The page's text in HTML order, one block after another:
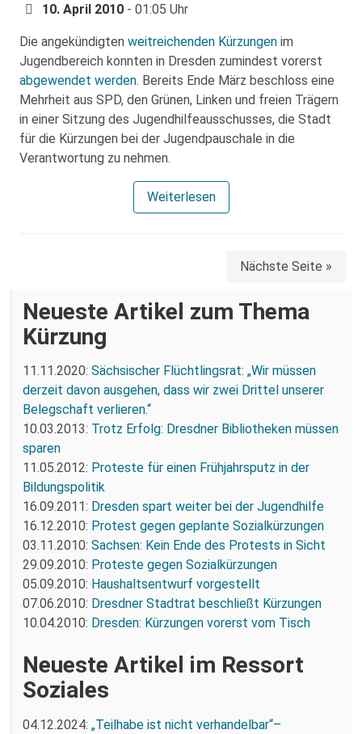
10. April 2010 - 01:05 Uhr
Die angekündigten weitreichenden Kürzungen im
Jugendbereich konnten in Dresden zumindest vorerst
abgewendet werden. Bereits Ende März beschloss eine
Mehrheit aus SPD, den Grünen, Linken und freien Trägern
in einer Sitzung des Jugendhilfeausschusses, die Stadt
für die Kürzungen bei der Jugendpauschale in die
Verantwortung zu nehmen.
Weiterlesen
Nächste Seite »
Neueste Artikel zum Thema
Kürzung
11.11.2020: Sächsischer Flüchtlingsrat: „Wir müssen
derzeit davon ausgehen, dass wir zwei Drittel unserer
Belegschaft verlieren.“
10.03.2013: Trotz Erfolg: Dresdner Bibliotheken müssen
sparen
11.05.2012: Proteste für einen Frühjahrsputz in der
Bildungspolitik
16.09.2011: Dresden spart weiter bei der Jugendhilfe
16.12.2010: Protest gegen geplante Sozialkürzungen
03.11.2010: Sachsen: Kein Ende des Protests in Sicht
29.09.2010: Proteste gegen Sozialkürzungen
05.09.2010: Haushaltsentwurf vorgestellt
07.06.2010: Dresdner Stadtrat beschließt Kürzungen
10.04.2010: Dresden: Kürzungen vorerst vom Tisch
Neueste Artikel im Ressort
Soziales
04.12.2024: „Teilhabe ist nicht verhandelbar“–